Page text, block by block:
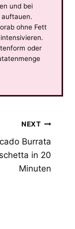
und bei
auftauen.
ohne Fett
oder
NEXT
Burrata
in 20
Minuten